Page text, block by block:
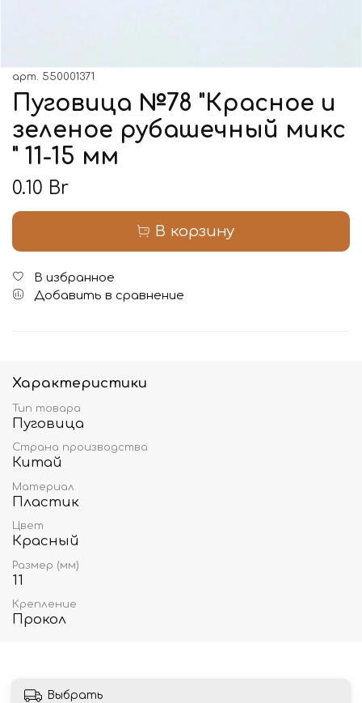
арт. 550001371
Пуговица №78 "Красное и
зеленое рубашечный микс
" 11-15 мм
0.10 Br
В корзину
В избранное
Добавить в сравнение
Характеристики
Тип товара
Пуговица
Страна производства
Китай
Материал
Пластик
Цвет
Красный
Размер (мм)
11
Крепление
Прокол
Выбрать